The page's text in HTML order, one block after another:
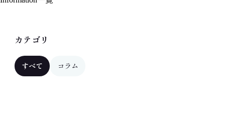
カテゴリ
すべて コラム